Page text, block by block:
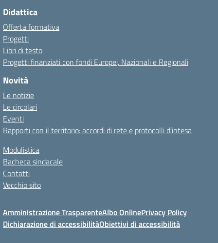
Didattica
Offerta formativa
Progetti
Libri di testo
Progetti finanziati con fondi Europei, Nazionali e Regionali
Novità
Le notizie
Le circolari
Eventi
Rapporti con il territorio: accordi di rete e protocolli d’intesa
Modulistica
Bacheca sindacale
Contatti
Vecchio sito
Amministrazione TrasparenteAlbo OnlinePrivacy Policy
Dichiarazione di accessibilitàObiettivi di accessibilità